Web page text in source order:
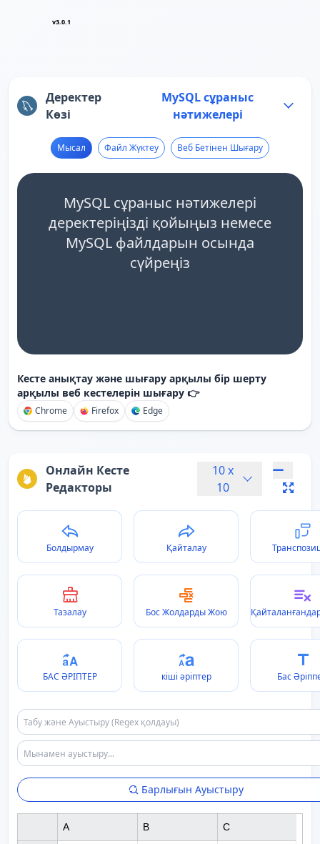
v3.0.1
Деректер
Көзі
MySQL сұраныс
нәтижелері
Мысал Файл Жүктеу Веб Бетінен Шығару
MySQL сұраныс нәтижелері
деректеріңізді қойыңыз немесе
MySQL файлдарын осында
сүйреңіз
Кесте анықтау және шығару арқылы бір шерту
арқылы веб кестелерін шығару 👉
Chrome Firefox Edge
Онлайн Кесте
Редакторы
10x
10
Болдырмау Қайталау
Тазалау Бос Жолдарды Жою
БАС ӘРІПТЕР кіші әріптер Бас
Барлығын Ауыстыру
A B C